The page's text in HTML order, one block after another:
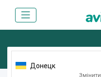
Донецк
Змінити